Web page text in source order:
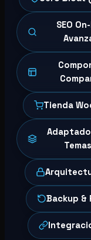
SEO
Tienda
Temas
Backup &